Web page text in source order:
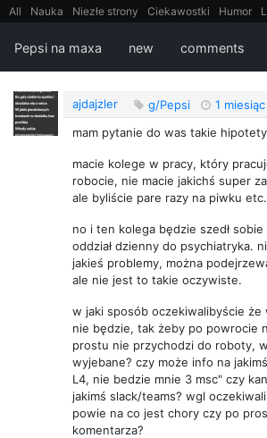
All Nauka Niezłe strony Ciekawostki Humor
Bezpieczeństwo
Książki Sugestie FotoHistoria
Matematyka
gify
Cytaty Mapy Film Android itt
Pepsi na maxa new comments
ajdajzler g/Pepsi 1
mam pytanie do was takie
macie kolege w pracy, który
robocie, nie macie jakichś super
ale byliście pare razy na piwku etc.
no i ten kolega będzie szedł
oddział dzienny do psychiatryka.
jakieś problemy, można
ale nie jest to takie oczywiste.
w jaki sposób oczekiwalibyście że
nie będzie, tak żeby po powrocie
prostu nie przychodzi do roboty,
wyjebane? czy może info na
L4, nie bedzie mnie 3 msc" czy
jakimś slack/teams? wgl
powie na co jest chory czy po
komentarza?